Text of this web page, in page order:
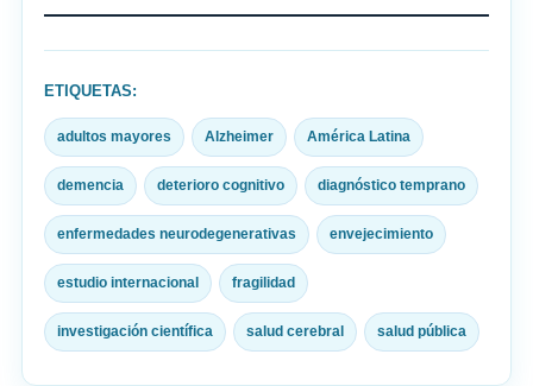
ETIQUETAS:
adultos mayores Alzheimer América Latina
demencia deterioro cognitivo diagnóstico temprano
enfermedades neurodegenerativas envejecimiento
estudio internacional fragilidad
investigación científica salud cerebral salud pública